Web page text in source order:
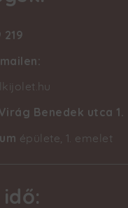
219
Benedek utca 1
épülete, 1. emelet